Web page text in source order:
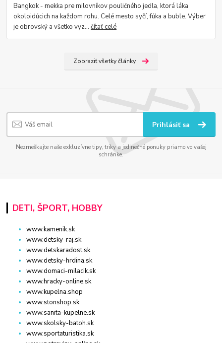
Bangkok - mekka pre milovníkov pouličného jedla, ktorá láka
okoloidúcich na každom rohu. Celé mesto syčí, fúka a buble. Výber
je obrovský a všetko vyz...čítať celé
Zobraziť všetky články
Prihlásiť sa
Nezmeškajte naše exkluzívne tipy, triky a jedinečné ponuky priamo vo vašej
schránke.
DETI, ŠPORT, HOBBY
www.kamenik.sk
www.detsky-raj.sk
www.detskaradost.sk
www.detsky-hrdina.sk
www.domaci-milacik.sk
www.hracky-online.sk
www.kupelna.shop
www.stonshop.sk
www.sanita-kupelne.sk
www.skolsky-batoh.sk
www.sportaturistika.sk